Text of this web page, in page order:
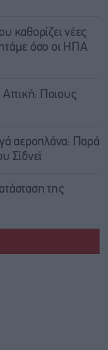
καθορίζει νέες
όσο οι ΗΠΑ
Ποιους
αεροπλάνα: Παρά
Σίδνεϊ
της